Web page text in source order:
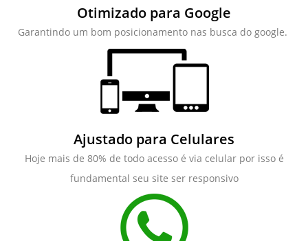
Otimizado para Google
Garantindo um bom posicionamento nas busca do google.
Ajustado para Celulares
Hoje mais de 80% de todo acesso é via celular por isso é
fundamental seu site ser responsivo